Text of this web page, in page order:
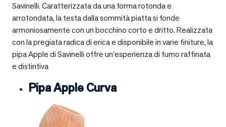
Savinelli. Caratterizzata da una forma rotonda e
arrotondata, la testa dalla sommità piatta si fonde
armoniosamente con un bocchino corto e dritto. Realizzata
con la pregiata radica di erica e disponibile in varie finiture, la
pipa Apple di Savinelli offre un’esperienza di fumo raffinata
e distintiva
Pipa Apple Curva